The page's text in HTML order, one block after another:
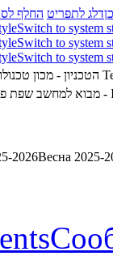
דלג לתפריט החלף
Switch to system
Switch to system
Switch to system
02340128 - מבוא למחשב שפת
2026Весна 2025-